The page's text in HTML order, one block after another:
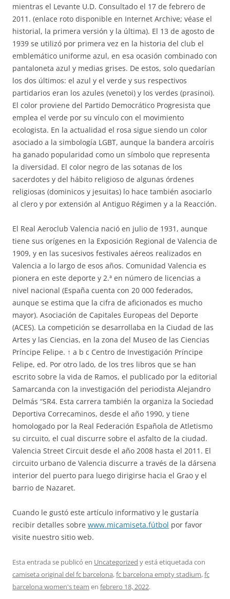
mientras el Levante U.D. Consultado el 17 de febrero de
2011. (enlace roto disponible en Internet Archive; véase el
historial, la primera versión y la última). El 13 de agosto de
1939 se utilizó por primera vez en la historia del club el
emblemático uniforme azul, en esa ocasión combinado con
pantaloneta azul y medias grises. De estos, solo quedarían
los dos últimos: el azul y el verde y sus respectivos
partidarios eran los azules (venetoi) y los verdes (prasinoi).
El color proviene del Partido Democrático Progresista que
emplea el verde por su vínculo con el movimiento
ecologista. En la actualidad el rosa sigue siendo un color
asociado a la simbología LGBT, aunque la bandera arcoíris
ha ganado popularidad como un símbolo que representa
la diversidad. El color negro de las sotanas de los
sacerdotes y del hábito religioso de algunas órdenes
religiosas (dominicos y jesuitas) lo hace también asociarlo
al clero y por extensión al Antiguo Régimen y a la Reacción.
El Real Aeroclub Valencia nació en julio de 1931, aunque
tiene sus orígenes en la Exposición Regional de Valencia de
1909, y en las sucesivos festivales aéreos realizados en
Valencia a lo largo de esos años. Comunidad Valencia es
pionera en este deporte y 2.ª en número de licencias a
nivel nacional (España cuenta con 20 000 federados,
aunque se estima que la cifra de aficionados es mucho
mayor). Asociación de Capitales Europeas del Deporte
(ACES). La competición se desarrollaba en la Ciudad de las
Artes y las Ciencias, en la zona del Museo de las Ciencias
Príncipe Felipe. ↑ a b c Centro de Investigación Príncipe
Felipe, ed. Por otro lado, de los tres libros que se han
escrito sobre la vida de Ramos, el publicado por la editorial
Samarcanda con la investigación del periodista Alejandro
Delmás “SR4. Esta carrera también la organiza la Sociedad
Deportiva Correcaminos, desde el año 1990, y tiene
homologado por la Real Federación Española de Atletismo
su circuito, el cual discurre sobre el asfalto de la ciudad.
Valencia Street Circuit desde el año 2008 hasta el 2011. El
circuito urbano de Valencia discurre a través de la dársena
interior del puerto para luego dirigirse hacia el Grao y el
barrio de Nazaret.
Cuando le gustó este artículo informativo y le gustaría
recibir detalles sobre www.micamiseta.fútbol por favor
visite nuestro sitio web.
Esta entrada se publicó en Uncategorized y está etiquetada con
camiseta original del fc barcelona,fc barcelona empty stadium,fc
barcelona women's team en febrero 18, 2022.